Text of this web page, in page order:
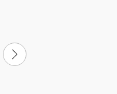
Schreiben
Herr Kerner
Diskussion
aussieht, was